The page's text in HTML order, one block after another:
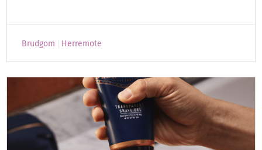
Brudgom Herremote